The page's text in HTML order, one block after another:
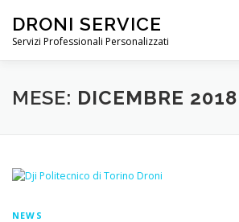
DRONI SERVICE
Servizi Professionali Personalizzati
ABOUT SERVIZI RIPRESE
CONTATTI
MESE: DICEMBRE 2018
NEWS